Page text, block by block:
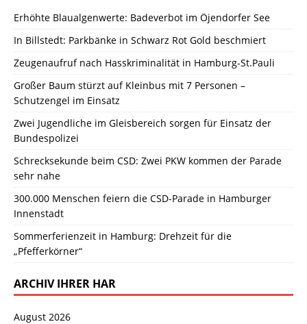
Erhöhte Blaualgenwerte: Badeverbot im Öjendorfer See
In Billstedt: Parkbänke in Schwarz Rot Gold beschmiert
Zeugenaufruf nach Hasskriminalität in Hamburg-St.Pauli
Großer Baum stürzt auf Kleinbus mit 7 Personen –
Schutzengel im Einsatz
Zwei Jugendliche im Gleisbereich sorgen für Einsatz der
Bundespolizei
Schrecksekunde beim CSD: Zwei PKW kommen der Parade
sehr nahe
300.000 Menschen feiern die CSD-Parade in Hamburger
Innenstadt
Sommerferienzeit in Hamburg: Drehzeit für die
„Pfefferkörner“
ARCHIV IHRER HAR
August 2026